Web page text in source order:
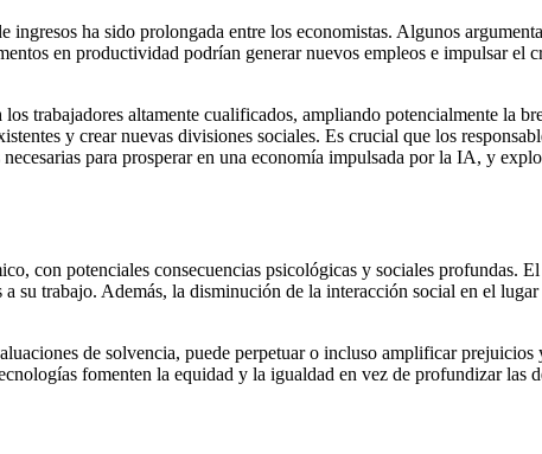
ha sido prolongada entre los economistas. Algunos
en productividad podrían generar nuevos empleos e impulsar
trabajadores altamente cualificados, ampliando potencialmente la
y crear nuevas divisiones sociales. Es crucial que los
para prosperar en una economía impulsada por la IA, y
con potenciales consecuencias psicológicas y sociales profundas.
su trabajo. Además, la disminución de la interacción social en el
de solvencia, puede perpetuar o incluso amplificar
fomenten la equidad y la igualdad en vez de profundizar las